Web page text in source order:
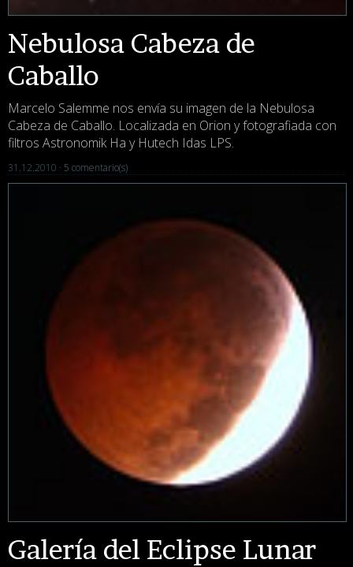
Nebulosa Cabeza de
Caballo
Marcelo Salemme nos envía su imagen de la Nebulosa
Cabeza de Caballo. Localizada en Orion y fotografiada con
filtros Astronomik Ha y Hutech Idas LPS.
31.12.2010 · 5 comentario(s)
Galería del Eclipse Lunar